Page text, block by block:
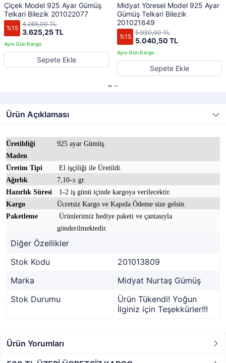
Çiçek Model 925 Ayar Gümüş
Telkari Bilezik 201022077
%15 3.625,25 TL
4.265,00 TL
Sepete Ekle
Midyat Yöresel Model 925 Ayar
Gümüş Telkari Bilezik
201021649
%15 5.040,50 TL
5.930,00 TL
Sepete Ekle
Ürün Açıklaması
Üretildiği
Maden
925 ayar Gümüş.
Üretim Tipi
El işçiliği ile Üretildi.
Ağırlık
7,10-± gr.
Hazırlık Süresi
1-2 iş günü içinde kargoya verilecektir.
Kargo
Ücretsiz Kargo ve Kapıda Ödeme size gelsin.
Paketleme
Ürünlerimiz hediye paketi ve çantasıyla
gönderilmektedir.
Diğer Özellikler
Stok Kodu
201013809
Marka
Midyat Nurtaş Gümüş
Stok Durumu
Ürün Tükendi! Yoğun
İlginiz için Teşekkürler!!!
Ürün Yorumları